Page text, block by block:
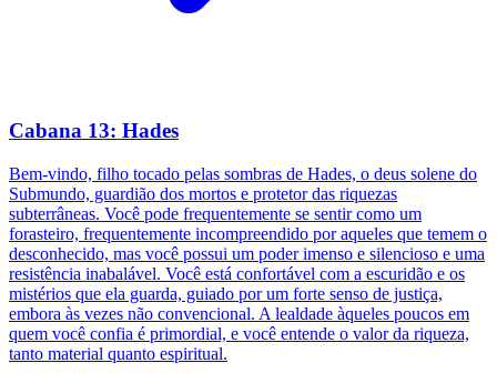
Cabana 13: Hades
Bem-vindo, filho tocado pelas sombras de Hades, o deus solene do
Submundo, guardião dos mortos e protetor das riquezas
subterrâneas. Você pode frequentemente se sentir como um
forasteiro, frequentemente incompreendido por aqueles que temem o
desconhecido, mas você possui um poder imenso e silencioso e uma
resistência inabalável. Você está confortável com a escuridão e os
mistérios que ela guarda, guiado por um forte senso de justiça,
embora às vezes não convencional. A lealdade àqueles poucos em
quem você confia é primordial, e você entende o valor da riqueza,
tanto material quanto espiritual.